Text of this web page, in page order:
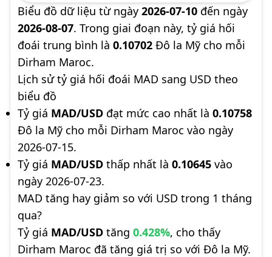
Biểu đồ dữ liệu từ ngày 2026-07-10 đến ngày
2026-08-07. Trong giai đoạn này, tỷ giá hối
đoái trung bình là 0.10702 Đô la Mỹ cho mỗi
Dirham Maroc.
Lịch sử tỷ giá hối đoái MAD sang USD theo
biểu đồ
Tỷ giá MAD/USD đạt mức cao nhất là 0.10758
Đô la Mỹ cho mỗi Dirham Maroc vào ngày
2026-07-15.
Tỷ giá MAD/USD thấp nhất là 0.10645 vào
ngày 2026-07-23.
MAD tăng hay giảm so với USD trong 1 tháng
qua?
Tỷ giá MAD/USD tăng 0.428%, cho thấy
Dirham Maroc đã tăng giá trị so với Đô la Mỹ.